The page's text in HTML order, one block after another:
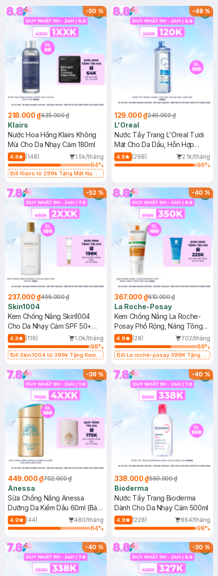
-50%
218.000 ₫435.000 ₫
Klairs
Nước Hoa Hồng Klairs Không
Mùi Cho Da Nhạy Cảm 180ml
4.8 (148)
1.5k/tháng
64%
Bill Klairs từ 299k Tặng Mặt Nạ
25ml (SL Có Hạn)
-48%
129.000 ₫249.000 ₫
L'Oreal
Nước Tẩy Trang L'Oreal Tươi
Mát Cho Da Dầu, Hỗn Hợp
400ml
4.8 (298)
2.1k/tháng
96%
-52%
237.000 ₫495.000 ₫
Skin1004
Kem Chống Nắng Skin1004
Cho Da Nhạy Cảm SPF 50+
50ml
4.8 (119)
1.0k/tháng
98%
Bill Skin1004 từ 399k Tặng Kem
SPF 50+ 20ml (SL Có Hạn)
-40%
367.000 ₫610.000 ₫
La Roche-Posay
Kem Chống Nắng La Roche-
Posay Phổ Rộng, Nâng Tông
Kiềm Dầu 50ml
4.9 (28)
702/tháng
69%
Bill La roche-posay 399K Tặng
(SL có hạn)
-36%
449.000 ₫702.000 ₫
Anessa
Sữa Chống Nắng Anessa
Dưỡng Da Kiềm Dầu 60ml (Bản
Mới)
4.9 (44)
480/tháng
64%
-40%
338.000 ₫560.000 ₫
Bioderma
Nước Tẩy Trang Bioderma
Dành Cho Da Nhạy Cảm 500ml
4.9 (228)
864/tháng
98%
-40% -30%